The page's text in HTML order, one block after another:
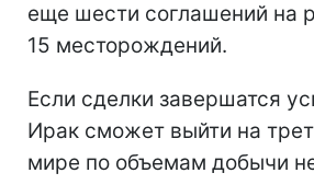
еще шести соглашений на
15 месторождений.
Если сделки завершатся
Ирак сможет выйти на
мире по объемам добычи